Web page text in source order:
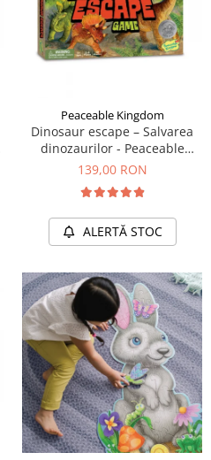
Peaceable Kingdom
Dinosaur escape – Salvarea
dinozaurilor - Peaceable
Kingdom
139,00 RON
ALERTĂ STOC